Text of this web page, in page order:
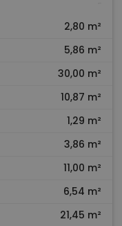
2,80 m²
5,86 m²
30,00 m²
10,87 m²
1,29 m²
3,86 m²
11,00 m²
6,54 m²
21,45 m²